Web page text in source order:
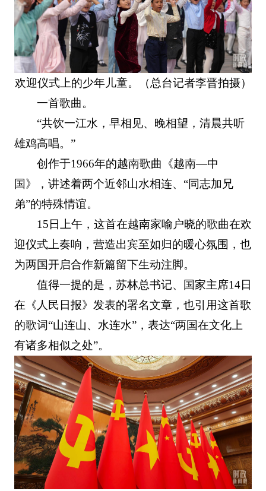
欢迎仪式上的少年儿童。（总台记者李晋拍摄）
一首歌曲。
“共饮一江水，早相见、晚相望，清晨共听
雄鸡高唱。”
创作于1966年的越南歌曲《越南—中
国》，讲述着两个近邻山水相连、“同志加兄
弟”的特殊情谊。
15日上午，这首在越南家喻户晓的歌曲在欢
迎仪式上奏响，营造出宾至如归的暖心氛围，也
为两国开启合作新篇留下生动注脚。
值得一提的是，苏林总书记、国家主席14日
在《人民日报》发表的署名文章，也引用这首歌
的歌词“山连山、水连水”，表达“两国在文化上
有诸多相似之处”。